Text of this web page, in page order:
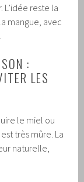
L’idée reste la
mangue, avec
:
LES
le miel ou
très mûre. La
naturelle,